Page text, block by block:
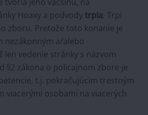
Hoaxy a podvody trpia. Trpí
zboru. Pretože toto konanie je
nezákonným a/alebo
len vedenie stránky s názvom
§2 zákona o policajnom zbore je
t.j. pokračujúcim trestným
viacerými osobami na viacerých